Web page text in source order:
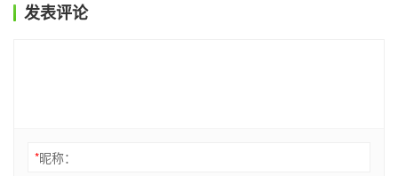
发表评论
*昵称：